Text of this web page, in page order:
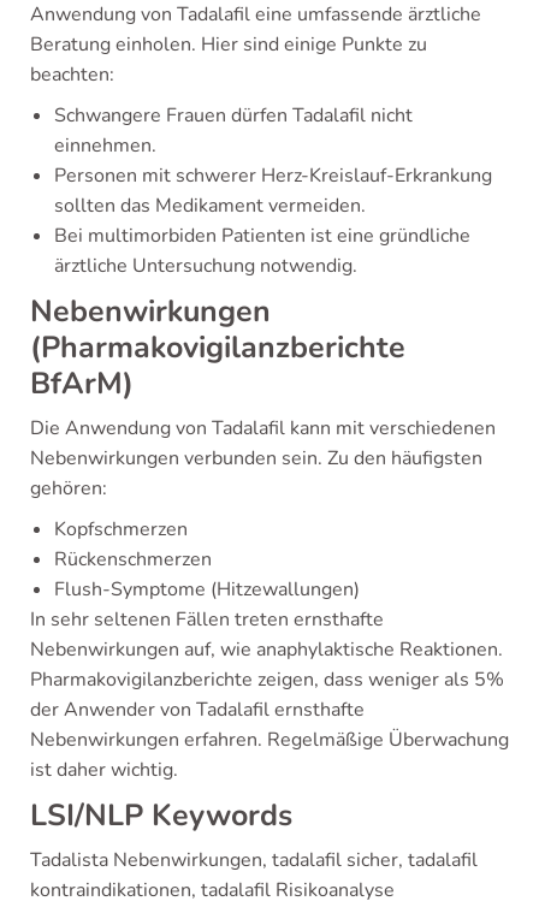
Anwendung von Tadalafil eine umfassende ärztliche
Beratung einholen. Hier sind einige Punkte zu
beachten:
Schwangere Frauen dürfen Tadalafil nicht
einnehmen.
Personen mit schwerer Herz-Kreislauf-Erkrankung
sollten das Medikament vermeiden.
Bei multimorbiden Patienten ist eine gründliche
ärztliche Untersuchung notwendig.
Nebenwirkungen
(Pharmakovigilanzberichte
BfArM)
Die Anwendung von Tadalafil kann mit verschiedenen
Nebenwirkungen verbunden sein. Zu den häufigsten
gehören:
Kopfschmerzen
Rückenschmerzen
Flush-Symptome (Hitzewallungen)
In sehr seltenen Fällen treten ernsthafte
Nebenwirkungen auf, wie anaphylaktische Reaktionen.
Pharmakovigilanzberichte zeigen, dass weniger als 5%
der Anwender von Tadalafil ernsthafte
Nebenwirkungen erfahren. Regelmäßige Überwachung
ist daher wichtig.
LSI/NLP Keywords
Tadalista Nebenwirkungen, tadalafil sicher, tadalafil
kontraindikationen, tadalafil Risikoanalyse